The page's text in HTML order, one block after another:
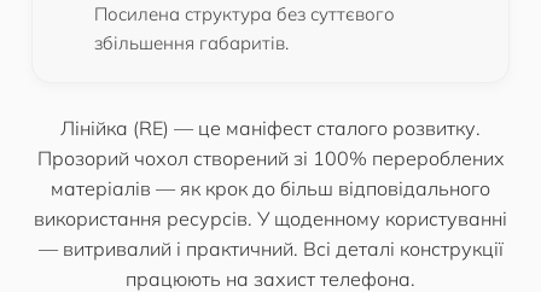
Посилена структура без суттєвого
збільшення габаритів.
Лінійка (RE) — це маніфест сталого розвитку.
Прозорий чохол створений зі 100% перероблених
матеріалів — як крок до більш відповідального
використання ресурсів. У щоденному користуванні
— витривалий і практичний. Всі деталі конструкції
працюють на захист телефона.